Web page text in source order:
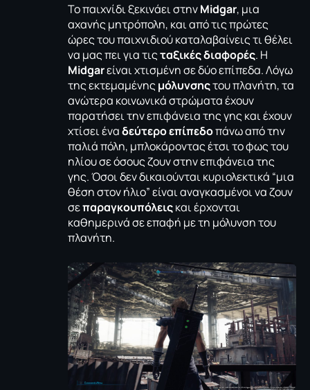
Το παιχνίδι ξεκινάει στηνMidgar, μια
αχανής μητρόπολη, και από τις πρώτες
ώρες του παιχνιδιού καταλαβαίνεις τι θέλει
να μας πει για τιςταξικές διαφορές. Η
Midgarείναι χτισμένη σε δύο επίπεδα. Λόγω
της εκτεμαμένηςμόλυνσηςτου πλανήτη, τα
ανώτερα κοινωνικά στρώματα έχουν
παρατήσει την επιφάνεια της γης και έχουν
χτίσει έναδεύτερο επίπεδοπάνω από την
παλιά πόλη, μπλοκάροντας έτσι το φως του
ηλίου σε όσους ζουν στην επιφάνεια της
γης. Όσοι δεν δικαιούνται κυριολεκτικά “μια
θέση στον ήλιο” είναι αναγκασμένοι να ζουν
σεπαραγκουπόλειςκαι έρχονται
καθημερινά σε επαφή με τη μόλυνση του
πλανήτη.